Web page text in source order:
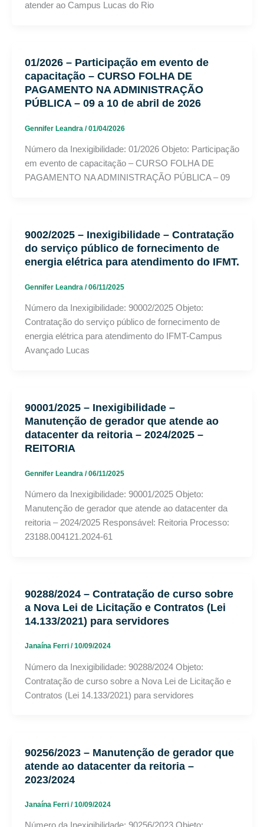
atender ao Campus Lucas do Rio
01/2026 – Participação em evento de
capacitação – CURSO FOLHA DE
PAGAMENTO NA ADMINISTRAÇÃO
PÚBLICA – 09 a 10 de abril de 2026
Gennifer Leandra /01/04/2026
Número da Inexigibilidade: 01/2026 Objeto: Participação
em evento de capacitação – CURSO FOLHA DE
PAGAMENTO NA ADMINISTRAÇÃO PÚBLICA – 09
9002/2025 – Inexigibilidade – Contratação
do serviço público de fornecimento de
energia elétrica para atendimento do IFMT.
Gennifer Leandra /06/11/2025
Número da Inexigibilidade: 90002/2025 Objeto:
Contratação do serviço público de fornecimento de
energia elétrica para atendimento do IFMT-Campus
Avançado Lucas
90001/2025 – Inexigibilidade –
Manutenção de gerador que atende ao
datacenter da reitoria – 2024/2025 –
REITORIA
Gennifer Leandra /06/11/2025
Número da Inexigibilidade: 90001/2025 Objeto:
Manutenção de gerador que atende ao datacenter da
reitoria – 2024/2025 Responsável: Reitoria Processo:
23188.004121.2024-61
90288/2024 – Contratação de curso sobre
a Nova Lei de Licitação e Contratos (Lei
14.133/2021) para servidores
Janaína Ferri /10/09/2024
Número da Inexigibilidade: 90288/2024 Objeto:
Contratação de curso sobre a Nova Lei de Licitação e
Contratos (Lei 14.133/2021) para servidores
90256/2023 – Manutenção de gerador que
atende ao datacenter da reitoria –
2023/2024
Janaína Ferri /10/09/2024